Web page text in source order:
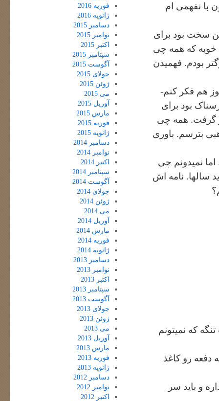
با نفهمی ام
سخت بود برای
خوبه که همه چی
بودم. فهمیدن
هم فکر کنم-
بود برای
گرفت. همه چی
بترسم. باوری
نمیدونم چی
سالها. نامه اش
که نمیتونم
دفعه رو کاغذ
و باید سر
فوریه 2016
ژانویه 2016
دسامبر 2015
نوامبر 2015
اکتبر 2015
سپتامبر 2015
آگوست 2015
جولای 2015
ژوئن 2015
می 2015
آوریل 2015
مارس 2015
فوریه 2015
ژانویه 2015
دسامبر 2014
نوامبر 2014
اکتبر 2014
سپتامبر 2014
آگوست 2014
جولای 2014
ژوئن 2014
می 2014
آوریل 2014
مارس 2014
فوریه 2014
ژانویه 2014
دسامبر 2013
نوامبر 2013
اکتبر 2013
سپتامبر 2013
آگوست 2013
جولای 2013
ژوئن 2013
می 2013
آوریل 2013
مارس 2013
فوریه 2013
ژانویه 2013
دسامبر 2012
نوامبر 2012
اکتبر 2012